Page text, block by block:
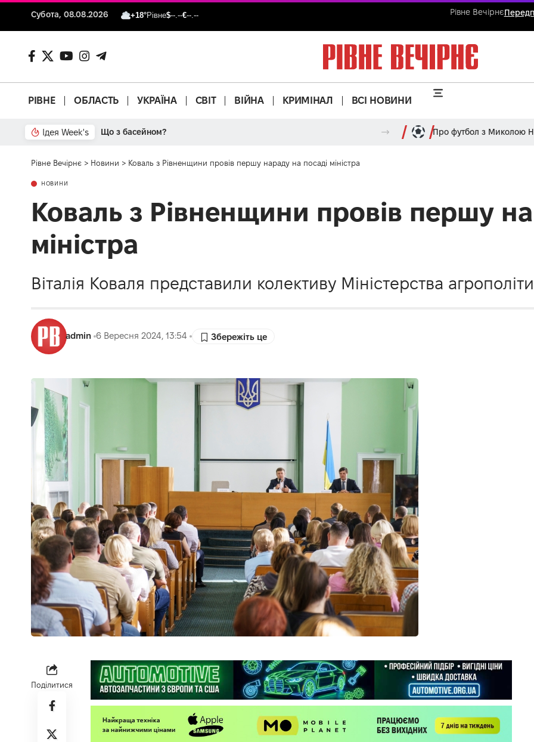
Субота, 08.08.2026 +18°Рівне$--.--€--.-- Рівне Вечірнє
РІВНЕ ОБЛАСТЬ УКРАЇНА СВІТ ВІЙНА КРИМІНАЛ ВСІ НОВИНИ
Ідея Week's Що з басейном? Про футбол з Миколою
Рівне Вечірнє > Новини > Коваль з Рівненщини провів першу нараду на посаді міністра
НОВИНИ
Коваль з Рівненщини провів першу
міністра
Віталія Коваля представили колективу Міністерства
admin 6 Вересня 2024, 13:54
Поділитися